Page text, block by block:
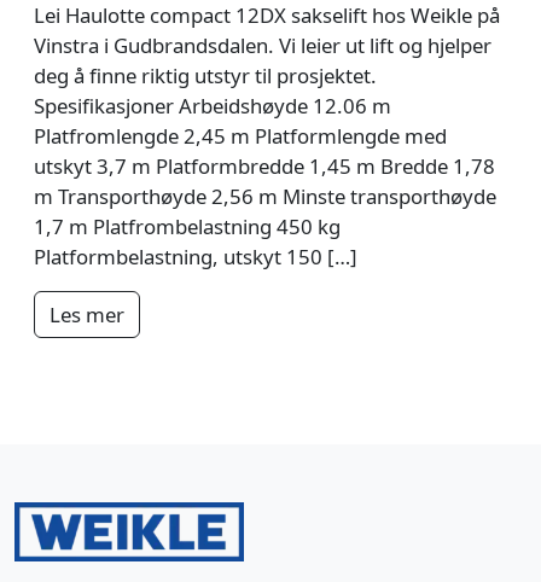
Lei Haulotte compact 12DX sakselift hos Weikle på
Vinstra i Gudbrandsdalen. Vi leier ut lift og hjelper
deg å finne riktig utstyr til prosjektet.
Spesifikasjoner Arbeidshøyde 12.06 m
Platfromlengde 2,45 m Platformlengde med
utskyt 3,7 m Platformbredde 1,45 m Bredde 1,78
m Transporthøyde 2,56 m Minste transporthøyde
1,7 m Platfrombelastning 450 kg
Platformbelastning, utskyt 150 […]
Les mer